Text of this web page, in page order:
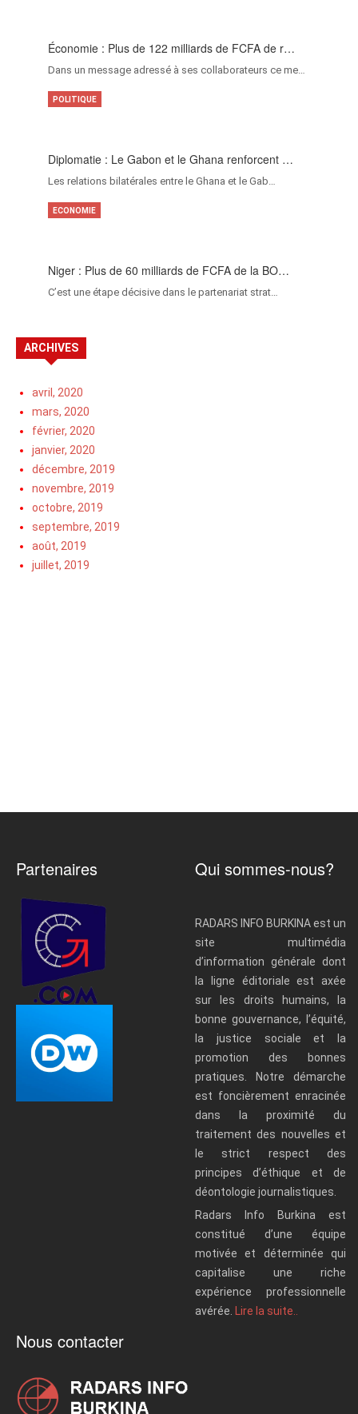
Économie : Plus de 122 milliards de FCFA de r…
Dans un message adressé à ses collaborateurs ce me…
Diplomatie : Le Gabon et le Ghana renforcent …
Les relations bilatérales entre le Ghana et le Gab…
POLITIQUE
Niger : Plus de 60 milliards de FCFA de la BO…
C’est une étape décisive dans le partenariat strat…
ECONOMIE
ARCHIVES
avril, 2020
mars, 2020
février, 2020
janvier, 2020
décembre, 2019
novembre, 2019
octobre, 2019
septembre, 2019
août, 2019
juillet, 2019
Partenaires Qui sommes-nous?
RADARS INFO BURKINA est un
site multimédia
d’information générale dont
la ligne éditoriale est axée
sur les droits humains, la
bonne gouvernance, l’équité,
la justice sociale et la
promotion des bonnes
pratiques. Notre démarche
est foncièrement enracinée
dans la proximité du
traitement des nouvelles et
le strict respect des
principes d’éthique et de
déontologie journalistiques.
Radars Info Burkina est
constitué d’une équipe
motivée et déterminée qui
capitalise une riche
expérience professionnelle
avérée. Lire la suite..
Nous contacter